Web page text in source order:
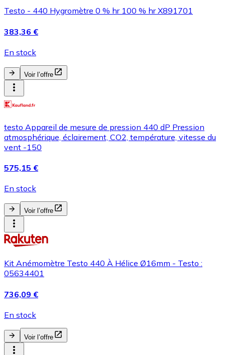
Testo - 440 Hygromètre 0 % hr 100 % hr X891701
383,36 €
En stock
Voir l’offre
testo Appareil de mesure de pression 440 dP Pression
atmosphérique, éclairement, CO2, température, vitesse du
vent -150
575,15 €
En stock
Voir l’offre
Kit Anémomètre Testo 440 À Hélice Ø16mm - Testo :
05634401
736,09 €
En stock
Voir l’offre